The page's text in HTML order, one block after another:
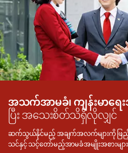
အသက်အာမခံ၊ ကျန်းမာရေ
ပြီး အသေးစိတ်သိရှိလိုလျှင်
ဆက်သွယ်နိုင်မည့် အချက်အလက်များကို ဖြည့်
သင်နှင့် သင့်တော်မည့်အာမခံအမျိုးအစားမျာ